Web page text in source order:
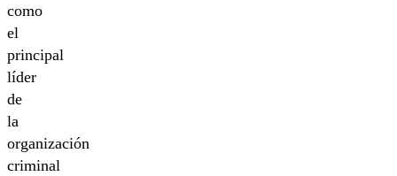
como
el
principal
líder
de
la
organización
criminal